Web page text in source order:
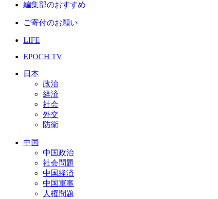
編集部のおすすめ
ご寄付のお願い
LIFE
EPOCH TV
日本
政治
経済
社会
外交
防衛
中国
中国政治
社会問題
中国経済
中国軍事
人権問題